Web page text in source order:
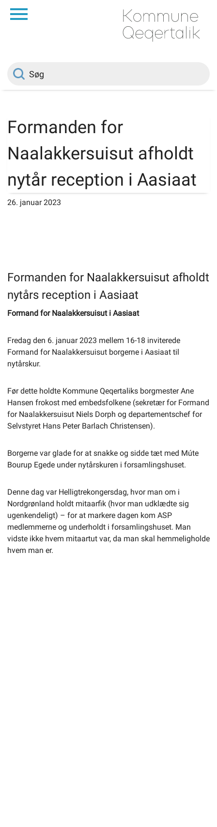
Borger
Vedtægter
Job
Planportal
Tidsbestilling
Formanden for
Naalakkersuisut afholdt
nytår reception i Aasiaat
26. januar 2023
Formanden for Naalakkersuisut afholdt
nytårs reception i Aasiaat
Formand for Naalakkersuisut i Aasiaat
Fredag den 6. januar 2023 mellem 16-18 inviterede
Formand for Naalakkersuisut borgerne i Aasiaat til
nytårskur.
Før dette holdte Kommune Qeqertaliks borgmester Ane
Hansen frokost med embedsfolkene (sekretær for Formand
for Naalakkersuisut Niels Dorph og departementschef for
Selvstyret Hans Peter Barlach Christensen).
Borgerne var glade for at snakke og sidde tæt med Múte
Bourup Egede under nytårskuren i forsamlingshuset.
Denne dag var Helligtrekongersdag, hvor man om i
Nordgrønland holdt mitaarfik (hvor man udklædte sig
ugenkendeligt) – for at markere dagen kom ASP
medlemmerne og underholdt i forsamlingshuset. Man
vidste ikke hvem mitaartut var, da man skal hemmeligholde
hvem man er.